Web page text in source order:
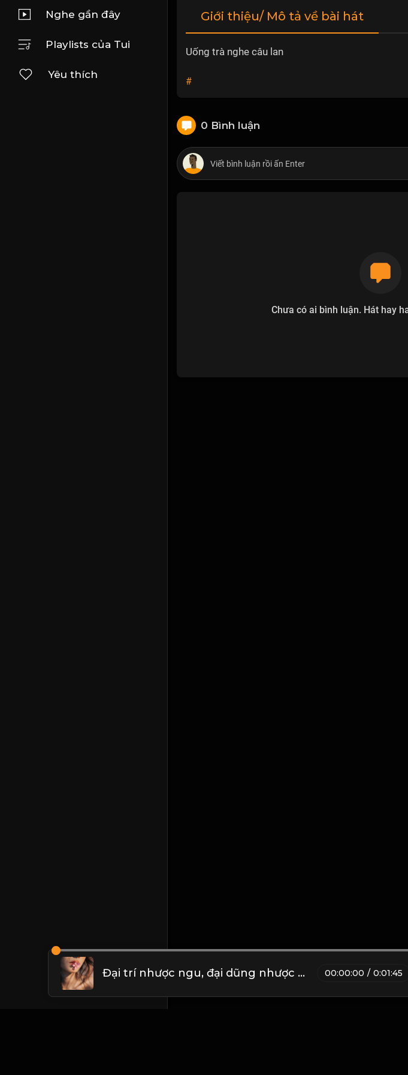
Nghe gần đây
Playlists của Tui
Yêu thích
Giới thiệu/ Mô tả về bài hát
Uống trà nghe câu lan
#
0 Bình luận
Chưa có ai bình luận. Hát hay
Đại trí nhược ngu, đại dũng nhược khiếp! & Đạo 00:00:00 / 0:01:45